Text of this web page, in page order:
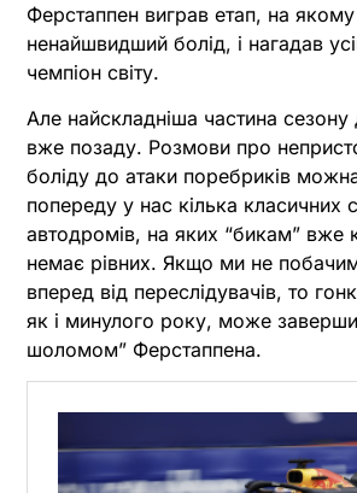
Ферстаппен виграв етап, на
ненайшвидший болід, і нагадав
чемпіон світу.
Але найскладніша частина
вже позаду. Розмови про
боліду до атаки поребриків
попереду у нас кілька класичних
автодромів, на яких “бикам” вже
немає рівних. Якщо ми не
вперед від переслідувачів, то
як і минулого року, може
шоломом” Ферстаппена.